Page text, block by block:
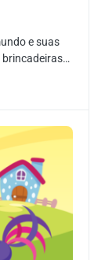
e suas
brincadeiras…